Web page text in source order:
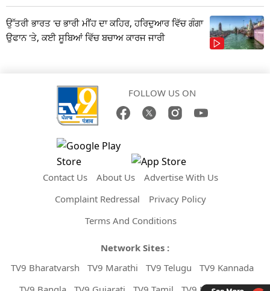
ਉੱਤਰੀ ਭਾਰਤ 'ਚ ਭਾਰੀ ਮੀਂਹ ਦਾ ਕਹਿਰ, ਹਰਿਦੁਆਰ ਵਿੱਚ ਗੰਗਾ
ਉਫਾਨ 'ਤੇ, ਕਈ ਸੂਬਿਆਂ ਵਿੱਚ ਬਚਾਅ ਕਾਰਜ ਜਾਰੀ
FOLLOW US ON
Contact Us About Us
Advertise With Us
Complaint Redressal
Privacy Policy
Terms And Conditions
Network Sites :
TV9 Bharatvarsh
TV9 Marathi TV9 Telugu
TV9 Kannada